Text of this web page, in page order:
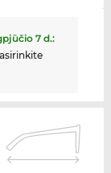
7 d.: